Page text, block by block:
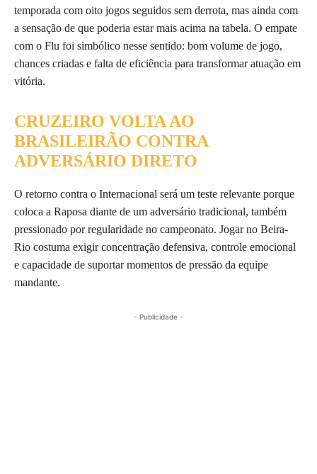
temporada com oito jogos seguidos sem derrota, mas ainda com
a sensação de que poderia estar mais acima na tabela. O empate
com o Flu foi simbólico nesse sentido: bom volume de jogo,
chances criadas e falta de eficiência para transformar atuação em
vitória.
CRUZEIRO VOLTA AO
BRASILEIRÃO CONTRA
ADVERSÁRIO DIRETO
O retorno contra o Internacional será um teste relevante porque
coloca a Raposa diante de um adversário tradicional, também
pressionado por regularidade no campeonato. Jogar no Beira-
Rio costuma exigir concentração defensiva, controle emocional
e capacidade de suportar momentos de pressão da equipe
mandante.
- Publicidade -